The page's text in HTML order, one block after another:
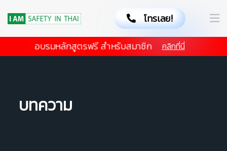
โทรเลย!
อบรมหลักสูตรฟรี สำหรับสมาชิก คลิกที่นี่
บทความ